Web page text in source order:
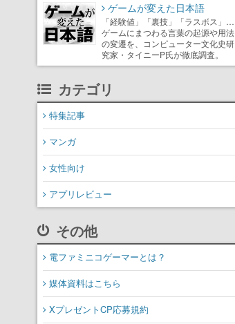
ゲームが変えた日本語
「経験値」「裏技」「ラスボス」…
ゲームにまつわる言葉の起源や用法
の変遷を、コンピューター文化史研
究家・タイニーP氏が徹底調査。
カテゴリ
特集記事
マンガ
女性向け
アプリレビュー
その他
電ファミニコゲーマーとは？
媒体資料はこちら
XプレゼントCP応募規約